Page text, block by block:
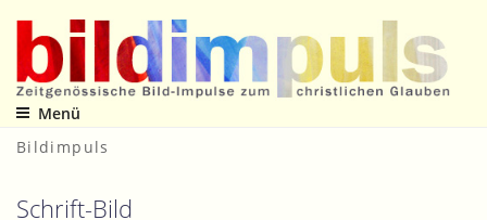
Inhalt
springen
Zeitgenössische Bild-Impulse zum christlichen Glauben
Menü
Bildimpuls
Schrift-Bild